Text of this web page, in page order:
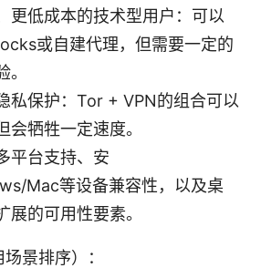
更低成本的技术型用户：可以
或自建代理，但需要一定的
私保护：Tor + VPN的组合可以
会牺牲一定速度。
平台支持、安
Mac等设备兼容性，以及桌
展的可用性要素。
景排序）：